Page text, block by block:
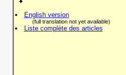
English version
(full translation not yet available)
Liste complète des articles